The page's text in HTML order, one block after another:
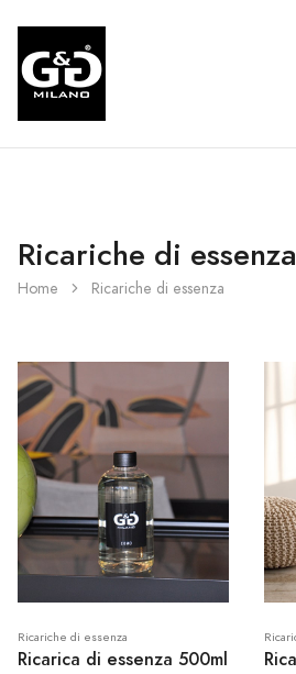
Ricariche di essenza
Home Ricariche di essenza
Ricariche di essenza
Ricarica di essenza 500ml